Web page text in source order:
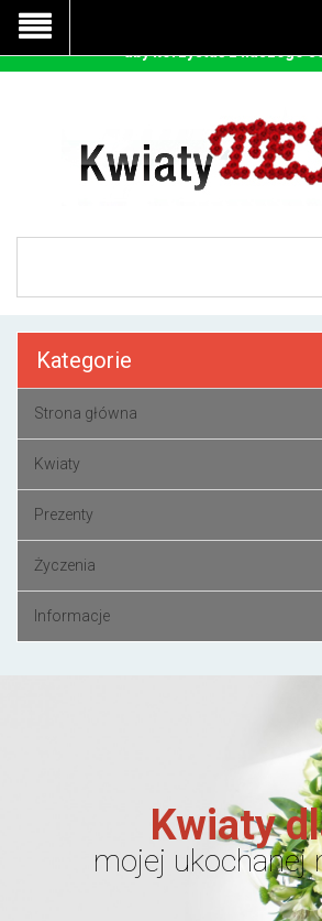
Kategorie
Strona główna
Kwiaty
Prezenty
Życzenia
Informacje
Kwiaty
mojej ukochanej
Nasza strona korzysta z cookies - czyli
prawidłowego działania. Zaakceptuj
aby korzystać z naszego